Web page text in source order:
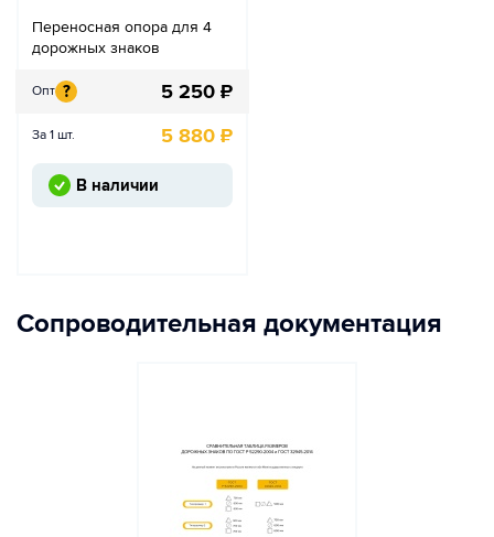
Переносная опора для 4
дорожных знаков
Опт ? 5 250 ₽
За 1 шт. 5 880 ₽
В наличии
Сопроводительная документация